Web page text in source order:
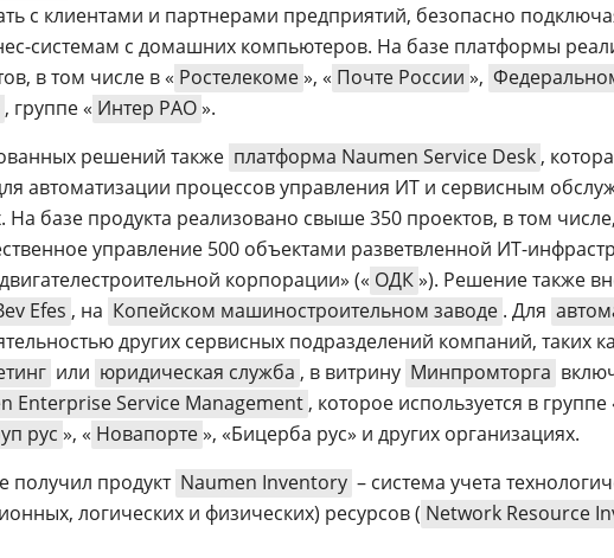
с клиентами и партнерами предприятий, безопасно
системам с домашних компьютеров. На базе платформы
в том числе в « Ростелекоме», « Почте России »,
, группе « Интер РАО».
решений также платформа Naumen Service Desk ,
автоматизации процессов управления ИТ и сервисным
На базе продукта реализовано свыше 350 проектов, в том числе,
управление 500 объектами разветвленной ИТ-
корпорации» (« ОДК»). Решение также
Efes , на Копейском машиностроительном заводе . Для
других сервисных подразделений компаний, таких
или юридическая служба , в витрину Минпромторга
Enterprise Service Management , которое используется в группе
рус », « Новапорте», «Бицерба рус» и других организациях.
получил продукт Naumen Inventory – система учета
логических и физических) ресурсов ( Network Resource